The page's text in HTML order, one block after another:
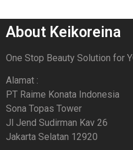
About Keikoreina
One Stop Beauty Solution for
Alamat :
PT Raime Konata Indonesia
Sona Topas Tower
Jl Jend Sudirman Kav 26
Jakarta Selatan 12920